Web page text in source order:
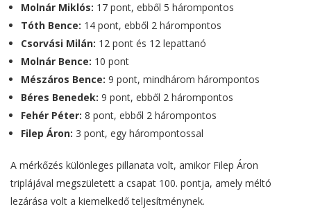
Molnár Miklós: 17 pont, ebből 5 hárompontos
Tóth Bence: 14 pont, ebből 2 hárompontos
Csorvási Milán: 12 pont és 12 lepattanó
Molnár Bence: 10 pont
Mészáros Bence: 9 pont, mindhárom hárompontos
Béres Benedek: 9 pont, ebből 2 hárompontos
Fehér Péter: 8 pont, ebből 2 hárompontos
Filep Áron: 3 pont, egy hárompontossal
A mérkőzés különleges pillanata volt, amikor Filep Áron
triplájával megszületett a csapat 100. pontja, amely méltó
lezárása volt a kiemelkedő teljesítménynek.